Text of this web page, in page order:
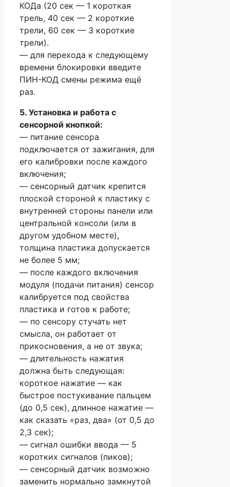
КОДа (20 сек — 1 короткая
трель, 40 сек — 2 короткие
трели, 60 сек — 3 короткие
трели).
— для перехода к следующему
времени блокировки введите
ПИН-КОД смены режима ещё
раз.
5. Установка и работа с
сенсорной кнопкой:
— питание сенсора
подключается от зажигания, для
его калибровки после каждого
включения;
— сенсорный датчик крепится
плоской стороной к пластику с
внутренней стороны панели или
центральной консоли (или в
другом удобном месте),
толщина пластика допускается
не более 5 мм;
— после каждого включения
модуля (подачи питания) сенсор
калибруется под свойства
пластика и готов к работе;
— по сенсору стучать нет
смысла, он работает от
прикосновения, а не от звука;
— длительность нажатия
должна быть следующая:
короткое нажатие — как
быстрое постукивание пальцем
(до 0,5 сек), длинное нажатие —
как сказать «раз, два» (от 0,5 до
2,3 сек);
— сигнал ошибки ввода — 5
коротких сигналов (пиков);
— сенсорный датчик возможно
заменить нормально замкнутой